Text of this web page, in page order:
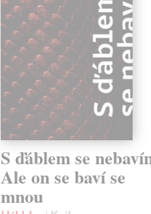
S ďáblem se
Ale on se baví se
mnou